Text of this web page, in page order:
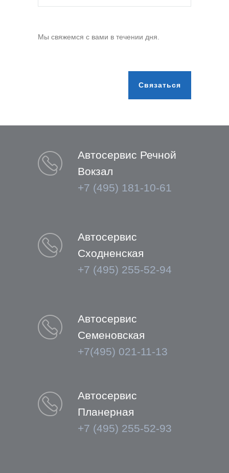
Мы свяжемся с вами в течении дня.
Автосервис Речной
Вокзал
+7 (495) 181-10-61
Автосервис
Сходненская
+7 (495) 255-52-94
Автосервис
Семеновская
+7(495) 021-11-13
Автосервис
Планерная
+7 (495) 255-52-93